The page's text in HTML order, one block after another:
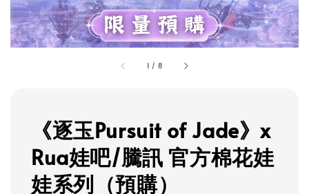
1 / 8
《逐玉Pursuit of Jade》x
Rua娃吧/騰訊 官方棉花娃
娃系列（預購）